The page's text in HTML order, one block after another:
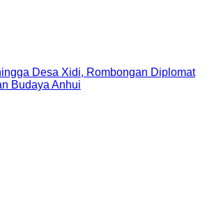
Desa Xidi, Rombongan Diplomat
Budaya Anhui